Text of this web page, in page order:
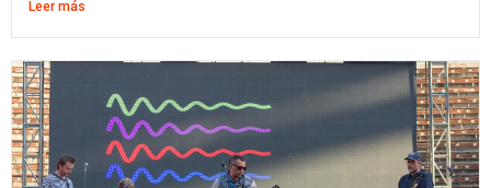
Leer más